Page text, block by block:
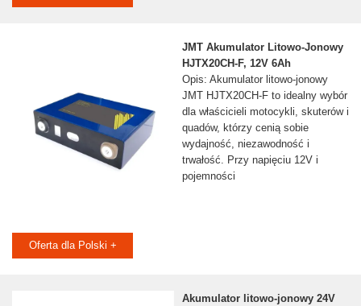
JMT Akumulator Litowo-Jonowy
HJTX20CH-F, 12V 6Ah
Opis: Akumulator litowo-jonowy
JMT HJTX20CH-F to idealny wybór
dla właścicieli motocykli, skuterów i
quadów, którzy cenią sobie
wydajność, niezawodność i
trwałość. Przy napięciu 12V i
pojemności
Oferta dla Polski +
Akumulator litowo-jonowy 24V